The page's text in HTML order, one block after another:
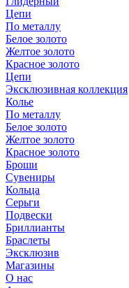
Цепи
По металлу
Белое золото
Желтое золото
Красное золото
Цепи
Эксклюзивная коллекция
Колье
По металлу
Белое золото
Желтое золото
Красное золото
Броши
Сувениры
Кольца
Серьги
Подвески
Бриллианты
Браслеты
Эксклюзив
Магазины
О нас